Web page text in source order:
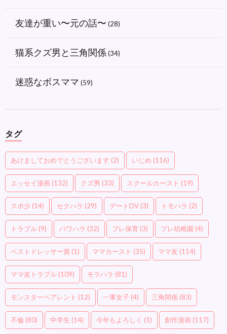
友達が重い〜元の話〜 (28)
猫系クズ男と三角関係 (34)
迷惑なボスママ (59)
タグ
あけましておめでとうございます (2) いじめ (116)
エッセイ漫画 (132) クズ男 (33) スクールカースト (19)
スポ少 (14) セクハラ (29) デートDV (3) トモハラ (2)
トラブル (9) パワハラ (32) プレ保育 (3) プレ幼稚園 (4)
ベストドレッサー賞 (1) ママカースト (35) ママ友 (114)
ママ友トラブル (109) モラハラ (81)
モンスターペアレント (12) 一軍女子 (4) 三角関係 (83)
不倫 (80) 中学生 (14) 今年もよろしく (1) 創作漫画 (117)